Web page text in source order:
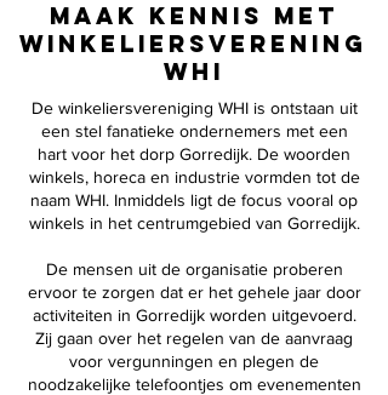
Maak kennis met
winkeliersverening
WHI
De winkeliersvereniging WHI is ontstaan uit
een stel fanatieke ondernemers met een
hart voor het dorp Gorredijk. De woorden
winkels, horeca en industrie vormden tot de
naam WHI. Inmiddels ligt de focus vooral op
winkels in het centrumgebied van Gorredijk.
De mensen uit de organisatie proberen
ervoor te zorgen dat er het gehele jaar door
activiteiten in Gorredijk worden uitgevoerd.
Zij gaan over het regelen van de aanvraag
voor vergunningen en plegen de
noodzakelijke telefoontjes om evenementen